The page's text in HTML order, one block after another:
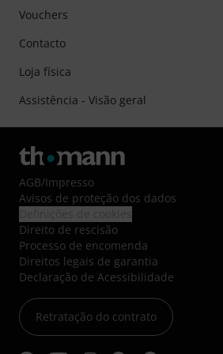
Vouchers
Contacto
Loja física
Assistência - Visão geral
AGB/Impresso
Avisos de proteção dos dados
Direito de rescisão
Processo de encomenda
Direitos legais de garantia
Declaração de Acessibilidade
Retratação do contrato